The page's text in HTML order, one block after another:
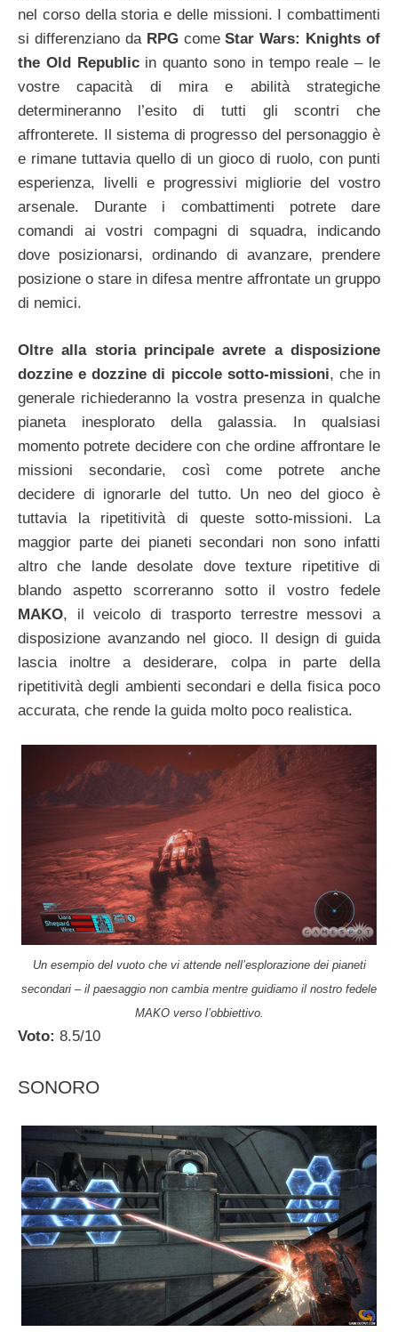
nel corso della storia e delle missioni. I combattimenti
si differenziano da RPGcomeStar Wars: Knights of
the Old Republicin quanto sono in tempo reale – le
vostre capacità di mira e abilità strategiche
determineranno l’esito di tutti gli scontri che
affronterete. Il sistema di progresso del personaggio è
e rimane tuttavia quello di un gioco di ruolo, con punti
esperienza, livelli e progressivi migliorie del vostro
arsenale. Durante i combattimenti potrete dare
comandi ai vostri compagni di squadra, indicando
dove posizionarsi, ordinando di avanzare, prendere
posizione o stare in difesa mentre affrontate un gruppo
di nemici.
Oltre alla storia principale avrete a disposizione
dozzine e dozzine di piccole sotto-missioni, che in
generale richiederanno la vostra presenza in qualche
pianeta inesplorato della galassia. In qualsiasi
momento potrete decidere con che ordine affrontare le
missioni secondarie, così come potrete anche
decidere di ignorarle del tutto. Un neo del gioco è
tuttavia la ripetitività di queste sotto-missioni. La
maggior parte dei pianeti secondari non sono infatti
altro che lande desolate dove texture ripetitive di
blando aspetto scorreranno sotto il vostro fedele
MAKO, il veicolo di trasporto terrestre messovi a
disposizione avanzando nel gioco. Il design di guida
lascia inoltre a desiderare, colpa in parte della
ripetitività degli ambienti secondari e della fisica poco
accurata, che rende la guida molto poco realistica.
Un esempio del vuoto che vi attende nell’esplorazione dei pianeti
secondari – il paesaggio non cambia mentre guidiamo il nostro fedele
MAKO verso l’obbiettivo.
Voto: 8.5/10
SONORO